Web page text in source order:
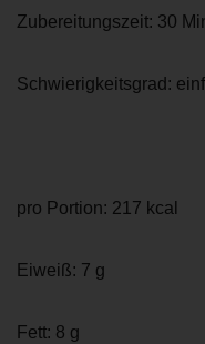
Zubereitungszeit: 30
Schwierigkeitsgrad:
pro Portion: 217 kcal
Eiweiß: 7 g
Fett: 8 g